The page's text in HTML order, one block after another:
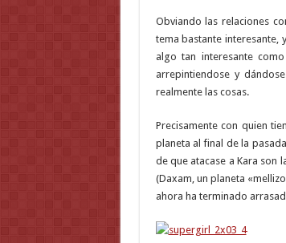
Obviando las relaciones
tema bastante interesante,
algo tan interesante
arrepintiendose y
realmente las cosas.
Precisamente con quien
planeta al final de la
de que atacase a Kara son
(Daxam, un planeta
ahora ha terminado